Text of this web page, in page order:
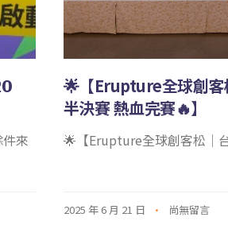
來
🌟【Erupture全球創客
半決賽 熱血完賽🔥】
🌟【Erupture全球創客松｜
2025 年 6 月 21 日 尚無留言